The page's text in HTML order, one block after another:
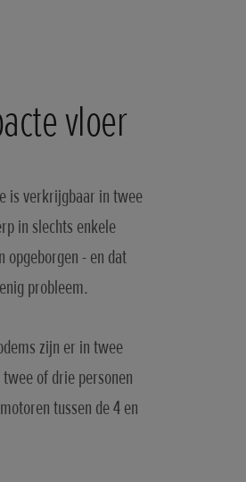
vloer
is verkrijgbaar in twee
in slechts enkele
opgeborgen - en dat
probleem.
zijn er in twee
of drie personen
tussen de 4 en